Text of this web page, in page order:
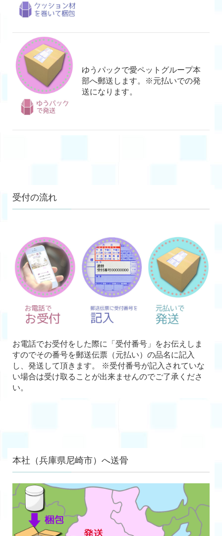
ゆうパックで愛ペットグループ本
部へ郵送します。※元払いでの発
送になります。
受付の流れ
お電話でお受付をした際に「受付番号」をお伝えしま
すのでその番号を郵送伝票（元払い）の品名に記入
し、発送して頂きます。 ※受付番号が記入されていな
い場合は受け取ることが出来ませんのでご了承くださ
い。
本社（兵庫県尼崎市）へ送骨